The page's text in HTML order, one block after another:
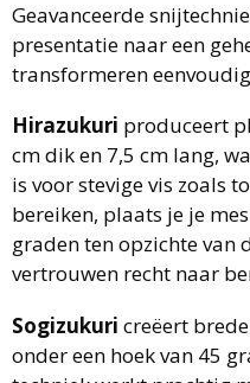
Geavanceerde
presentatie naar een
transformeren
Hirazukuri produceert
cm dik en 7,5 cm lang,
is voor stevige vis zoals
bereiken, plaats je je
graden ten opzichte van
vertrouwen recht naar
Sogizukuri creëert
onder een hoek van 45